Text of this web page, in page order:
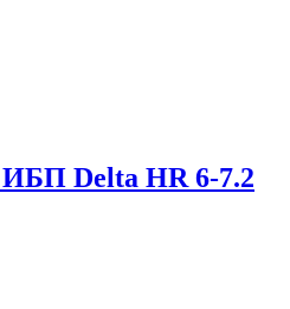
Delta HR 6-7.2